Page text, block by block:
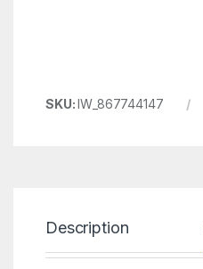
SKU:IW_867744147
Description